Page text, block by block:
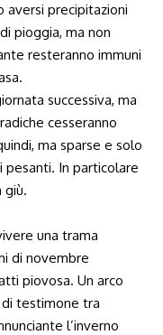
precipitazioni
pioggia, ma non
resteranno immuni
successiva, ma
cesseranno
ma sparse e solo
pesanti. In particolare
giù.
una trama
di novembre
piovosa. Un arco
testimone tra
l’inverno